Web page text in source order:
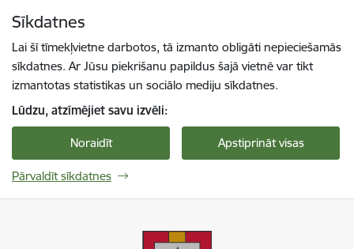
Sīkdatnes
Lai šī tīmekļvietne darbotos, tā izmanto obligāti nepieciešamās
sīkdatnes. Ar Jūsu piekrišanu papildus šajā vietnē var tikt
izmantotas statistikas un sociālo mediju sīkdatnes.
Lūdzu, atzīmējiet savu izvēli:
Noraidīt Apstiprināt visas
Pārvaldīt sīkdatnes